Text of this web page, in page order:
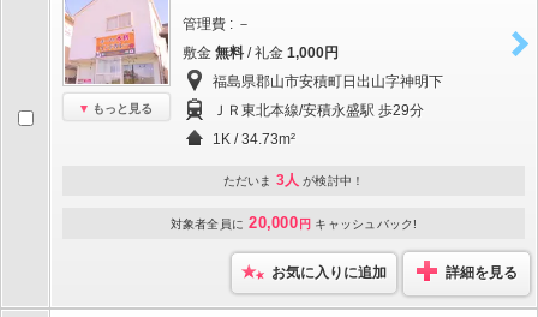
もっと見る
管理費 : －
敷金 無料 / 礼金 1,000円
福島県郡山市安積町日出山字神明下
ＪＲ東北本線/安積永盛駅 歩29分
1K / 34.73m²
ただいま 3人 が検討中！
対象者全員に 20,000 円 キャッシュバック!
お気に入りに追加 詳細を見る